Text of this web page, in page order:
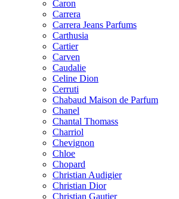
Caron
Carrera
Carrera Jeans Parfums
Carthusia
Cartier
Carven
Caudalie
Celine Dion
Cerruti
Chabaud Maison de Parfum
Chanel
Chantal Thomass
Charriol
Chevignon
Chloe
Chopard
Christian Audigier
Christian Dior
Christian Gautier